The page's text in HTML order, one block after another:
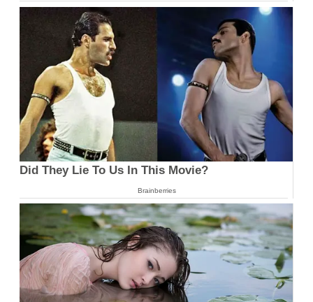
Did They Lie To Us In This Movie?
Brainberries